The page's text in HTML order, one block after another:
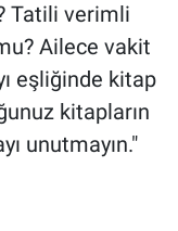
Tatili verimli
Ailece vakit
eşliğinde kitap
kitapların
unutmayın."